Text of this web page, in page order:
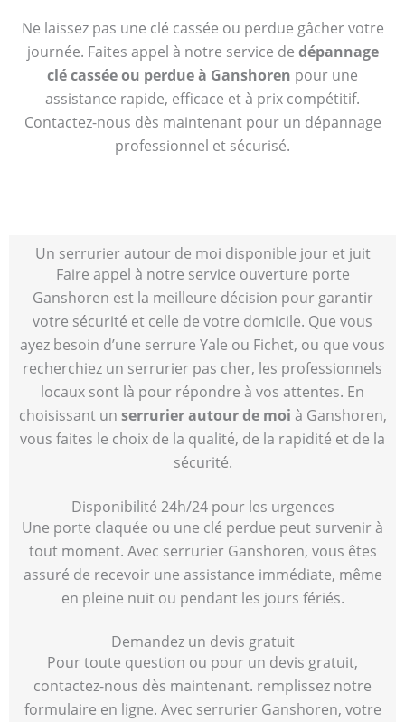
Ne laissez pas une clé cassée ou perdue gâcher votre
journée. Faites appel à notre service de dépannage
clé cassée ou perdue à Ganshoren pour une
assistance rapide, efficace et à prix compétitif.
Contactez-nous dès maintenant pour un dépannage
professionnel et sécurisé.
Un serrurier autour de moi disponible jour et juit
Faire appel à notre service ouverture porte
Ganshoren est la meilleure décision pour garantir
votre sécurité et celle de votre domicile. Que vous
ayez besoin d’une serrure Yale ou Fichet, ou que vous
recherchiez un serrurier pas cher, les professionnels
locaux sont là pour répondre à vos attentes. En
choisissant un serrurier autour de moi à Ganshoren,
vous faites le choix de la qualité, de la rapidité et de la
sécurité.
Disponibilité 24h/24 pour les urgences
Une porte claquée ou une clé perdue peut survenir à
tout moment. Avec serrurier Ganshoren, vous êtes
assuré de recevoir une assistance immédiate, même
en pleine nuit ou pendant les jours fériés.
Demandez un devis gratuit
Pour toute question ou pour un devis gratuit,
contactez-nous dès maintenant. remplissez notre
formulaire en ligne. Avec serrurier Ganshoren, votre